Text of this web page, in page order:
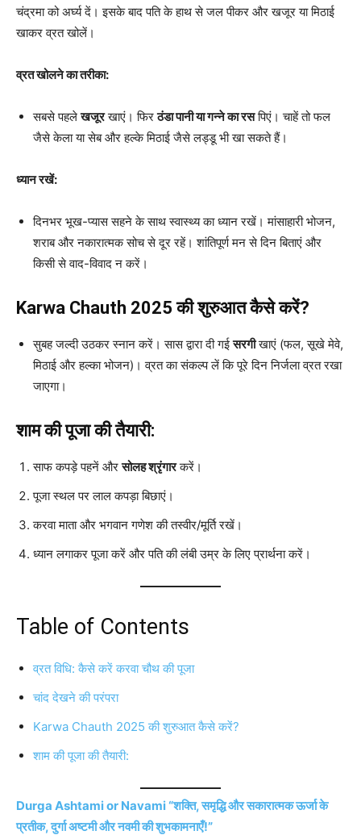
चंद्रमा को अर्घ्य दें। इसके बाद पति के हाथ से जल पीकर और खजूर या मिठाई
खाकर व्रत खोलें।
व्रत खोलने का तरीका:
सबसे पहलेखजूरखाएं। फिरठंडा पानी या गन्ने का रसपिएं। चाहें तो फल
जैसे केला या सेब और हल्के मिठाई जैसे लड्डू भी खा सकते हैं।
ध्यान रखें:
दिनभर भूख-प्यास सहने के साथ स्वास्थ्य का ध्यान रखें। मांसाहारी भोजन,
शराब और नकारात्मक सोच से दूर रहें। शांतिपूर्ण मन से दिन बिताएं और
किसी से वाद-विवाद न करें।
Karwa Chauth 2025 की शुरुआत कैसे करें?
सुबह जल्दी उठकर स्नान करें। सास द्वारा दी गईसरगीखाएं (फल, सूखे मेवे,
मिठाई और हल्का भोजन)। व्रत का संकल्प लें कि पूरे दिन निर्जला व्रत रखा
जाएगा।
शाम की पूजा की तैयारी:
साफ कपड़े पहनें औरसोलह श्रृंगारकरें।
पूजा स्थल पर लाल कपड़ा बिछाएं।
करवा माता और भगवान गणेश की तस्वीर/मूर्ति रखें।
ध्यान लगाकर पूजा करें और पति की लंबी उम्र के लिए प्रार्थना करें।
Table of Contents
व्रत विधि: कैसे करें करवा चौथ की पूजा
चांद देखने की परंपरा
Karwa Chauth 2025 की शुरुआत कैसे करें?
शाम की पूजा की तैयारी:
Durga Ashtami or Navami “शक्ति, समृद्धि और सकारात्मक ऊर्जा के
प्रतीक, दुर्गा अष्टमी और नवमी की शुभकामनाएँ!”